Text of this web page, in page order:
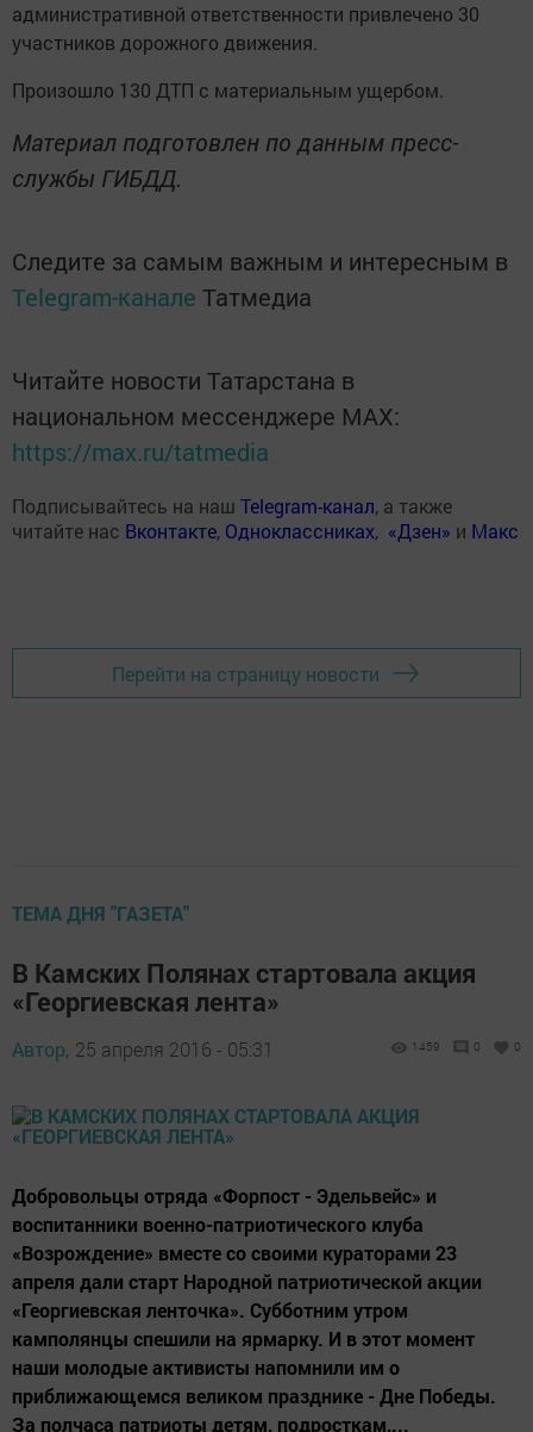
административной ответственности привлечено 30
участников дорожного движения.
Произошло 130 ДТП с материальным ущербом.
Материал подготовлен по данным пресс-
службы ГИБДД.
Следите за самым важным и интересным в
Telegram-канале Татмедиа
Читайте новости Татарстана в
национальном мессенджере MАХ:
https://max.ru/tatmedia
Подписывайтесь на наш Telegram-канал, а также
читайте нас Вконтакте, Одноклассниках, «Дзен» и Макс
Перейти на страницу новости
ТЕМА ДНЯ "ГАЗЕТА"
В Камских Полянах стартовала акция
«Георгиевская лента»
Автор, 25 апреля 2016 - 05:31 1459 0 0
Добровольцы отряда «Форпост - Эдельвейс» и
воспитанники военно-патриотического клуба
«Возрождение» вместе со своими кураторами 23
апреля дали старт Народной патриотической акции
«Георгиевская ленточка». Субботним утром
камполянцы спешили на ярмарку. И в этот момент
наши молодые активисты напомнили им о
приближающемся великом празднике - Дне Победы.
За полчаса патриоты детям, подросткам,...